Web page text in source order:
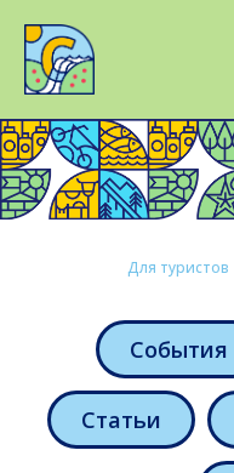
Для туристов
События
Статьи